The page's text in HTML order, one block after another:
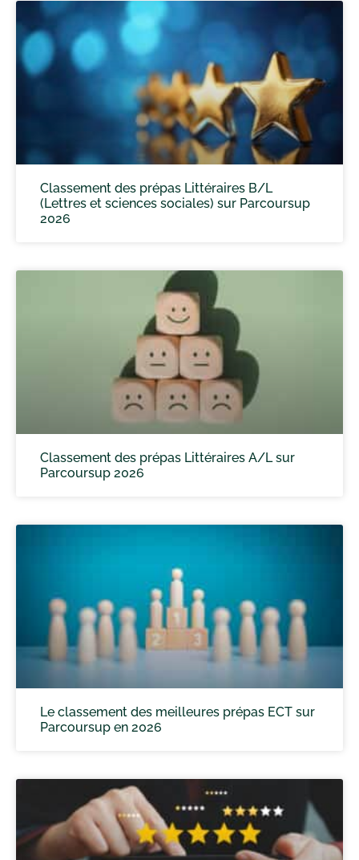
Classement des prépas Littéraires B/L
(Lettres et sciences sociales) sur Parcoursup
2026
Classement des prépas Littéraires A/L sur
Parcoursup 2026
Le classement des meilleures prépas ECT sur
Parcoursup en 2026